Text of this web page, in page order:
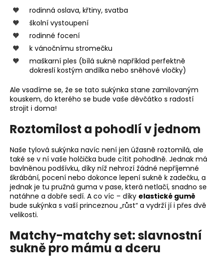
rodinná oslava, křtiny, svatba
školní vystoupení
rodinné focení
k vánočnímu stromečku
maškarní ples (bílá sukně například perfektně
dokreslí kostým andílka nebo sněhové vločky)
Ale vsadíme se, že se tato sukýnka stane zamilovaným
kouskem, do kterého se bude vaše děvčátko s radostí
strojit i doma!
Roztomilost a pohodlí v jednom
Naše tylová sukýnka navíc není jen úžasně roztomilá, ale
také se v ní vaše holčička bude cítit pohodlně. Jednak má
bavlněnou podšívku, díky níž nehrozí žádné nepříjemné
škrábání, pocení nebo dokonce lepení sukně k zadečku, a
jednak je tu pružná guma v pase, která netlačí, snadno se
natáhne a dobře sedí. A co víc – díky elastické gumě
bude sukýnka s vaší princeznou „růst“ a vydrží jí i přes dvě
velikosti.
Matchy-matchy set: slavnostní
sukně pro mámu a dceru